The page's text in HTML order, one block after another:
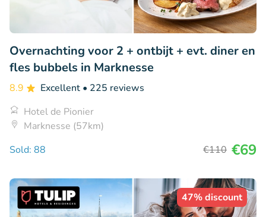
Overnachting voor 2 + ontbijt + evt. diner en
fles bubbels in Marknesse
8.9 Excellent • 225 reviews
Hotel de Pionier
Marknesse (57km)
Sold: 88
€110 €69
47% discount